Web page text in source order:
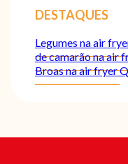
DESTAQUES
Legumes na air
de camarão na air
Broas na air fryer